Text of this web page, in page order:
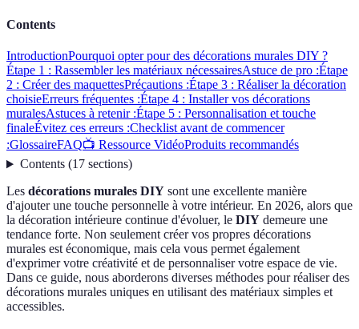
Contents
IntroductionPourquoi opter pour des décorations murales DIY ?
Étape 1 : Rassembler les matériaux nécessairesAstuce de pro :Étape
2 : Créer des maquettesPrécautions :Étape 3 : Réaliser la décoration
choisieErreurs fréquentes :Étape 4 : Installer vos décorations
muralesAstuces à retenir :Étape 5 : Personnalisation et touche
finaleÉvitez ces erreurs :Checklist avant de commencer
:GlossaireFAQ📺 Ressource VidéoProduits recommandés
Contents(17 sections)
Les décorations murales DIY sont une excellente manière
d'ajouter une touche personnelle à votre intérieur. En 2026, alors que
la décoration intérieure continue d'évoluer, le DIY demeure une
tendance forte. Non seulement créer vos propres décorations
murales est économique, mais cela vous permet également
d'exprimer votre créativité et de personnaliser votre espace de vie.
Dans ce guide, nous aborderons diverses méthodes pour réaliser des
décorations murales uniques en utilisant des matériaux simples et
accessibles.